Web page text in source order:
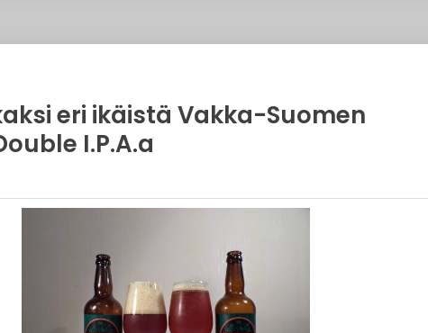
eri ikäistä Vakka-Suomen
I.P.A.a